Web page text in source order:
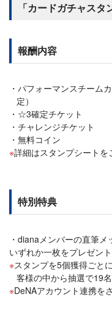
「カードガチャス
報酬内容
パフォーマンスチーム
定）
☆3確定チケット
チャレンジチケット
無料コイン
詳細はスタンプシートを
特別特典
dianaメンバーの直筆メ
いずれか一枚をプレゼント
スタンプを5個獲得ごと
客様の中から抽選で19
DeNAアカウント連携を